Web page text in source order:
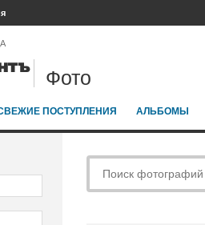
Фото
ПОСТУПЛЕНИЯ АЛЬБОМЫ